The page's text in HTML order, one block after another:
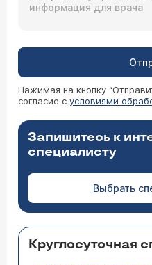
Нажимая на кнопку
согласие с условиями
Запишитесь к
специалисту
Выбрать
Круглосуточная